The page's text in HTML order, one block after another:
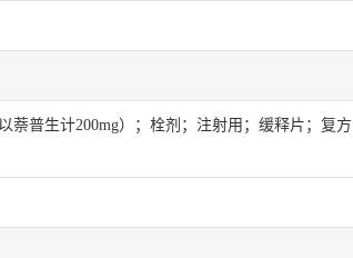
萘普生计200mg）；栓剂；注射用；缓释片；复方